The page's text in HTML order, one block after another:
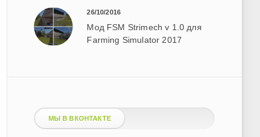
26/10/2016
Мод FSM Strimech v 1.0 для
Farming Simulator 2017
МЫ В ВКОНТАКТЕ